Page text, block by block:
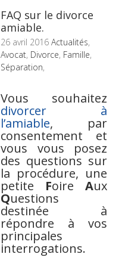
FAQ sur le divorce
amiable.
26 avril 2016 Actualités,
Avocat, Divorce, Famille,
Séparation,
Vous souhaitez
divorcer à
l’amiable, par
consentement et
vous vous posez
des questions sur
la procédure, une
petite Foire Aux
Questions
destinée à
répondre à vos
principales
interrogations.